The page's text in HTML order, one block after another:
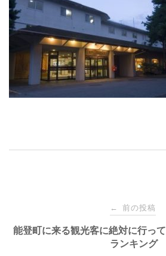
稿
← 前の投稿
能登町に来る観光客に絶対に行っ
ランキング